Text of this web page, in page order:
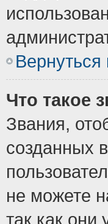
Вернуться
Что такое
Звания,
созданных
не можете
так как